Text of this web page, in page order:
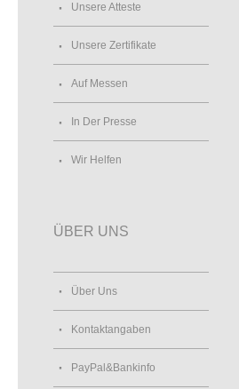
Unsere Atteste
Unsere Zertifikate
Auf Messen
In Der Presse
Wir Helfen
ÜBER UNS
Über Uns
Kontaktangaben
PayPal&Bankinfo